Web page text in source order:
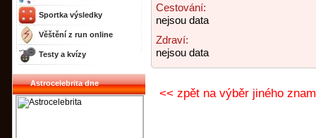
Sportka výsledky
Věštění z run online
Testy a kvízy
Astrocelebrita dne
Cestování:
nejsou data
Zdraví:
nejsou data
<< zpět na výběr jiného